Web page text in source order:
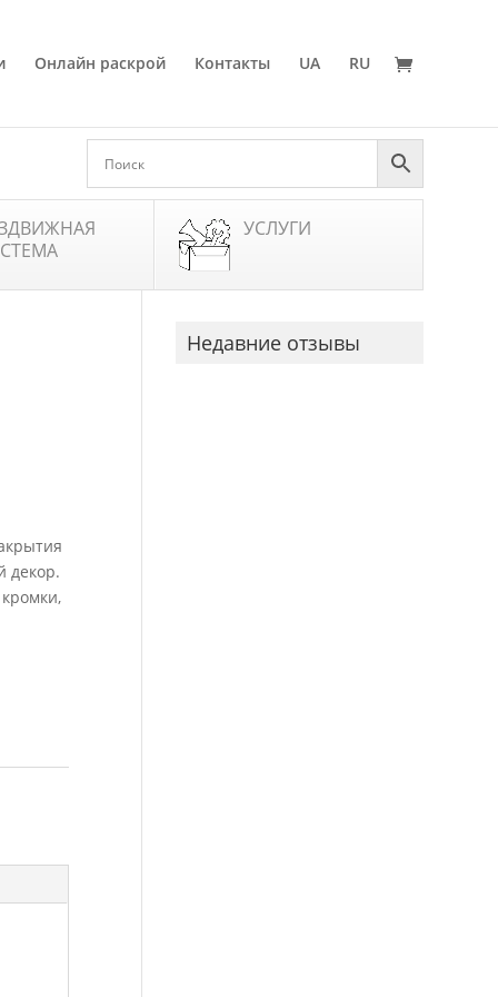
Онлайн раскрой Контакты UA RU
УСЛУГИ
декор.
Недавние отзывы